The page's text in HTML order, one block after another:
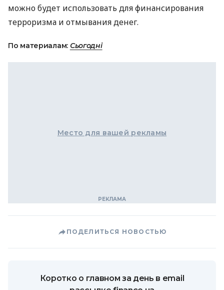
можно будет использовать для финансирования
терроризма и отмывания денег.
По материалам: Сьогодні
Место для вашей рекламы
ПОДЕЛИТЬСЯ НОВОСТЬЮ
Коротко о главном за день в email